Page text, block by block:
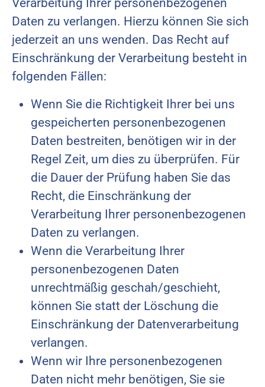
Verarbeitung Ihrer personenbezogenen
Daten zu verlangen. Hierzu können Sie sich
jederzeit an uns wenden. Das Recht auf
Einschränkung der Verarbeitung besteht in
folgenden Fällen:
Wenn Sie die Richtigkeit Ihrer bei uns
gespeicherten personenbezogenen
Daten bestreiten, benötigen wir in der
Regel Zeit, um dies zu überprüfen. Für
die Dauer der Prüfung haben Sie das
Recht, die Einschränkung der
Verarbeitung Ihrer personenbezogenen
Daten zu verlangen.
Wenn die Verarbeitung Ihrer
personenbezogenen Daten
unrechtmäßig geschah/geschieht,
können Sie statt der Löschung die
Einschränkung der Datenverarbeitung
verlangen.
Wenn wir Ihre personenbezogenen
Daten nicht mehr benötigen, Sie sie